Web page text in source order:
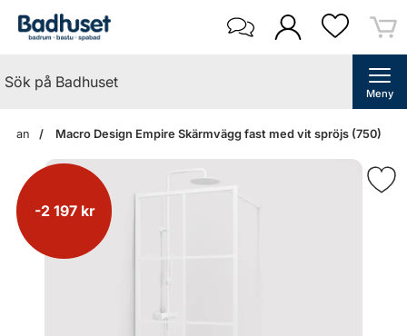
Meny
Macro Design Empire Skärmvägg fast med vit spröjs (750)
-2 197 kr